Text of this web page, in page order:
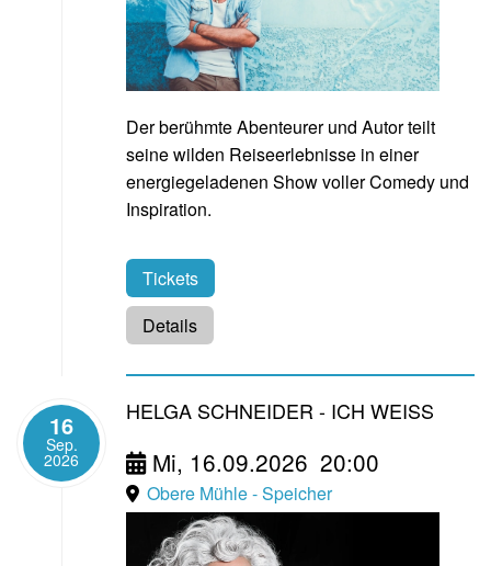
Der berühmte Abenteurer und Autor teilt
seine wilden Reiseerlebnisse in einer
energiegeladenen Show voller Comedy und
Inspiration.
Tickets
Details
16
Sep.
2026
HELGA SCHNEIDER - ICH WEISS
Mi, 16.09.2026 20:00
Obere Mühle - Speicher